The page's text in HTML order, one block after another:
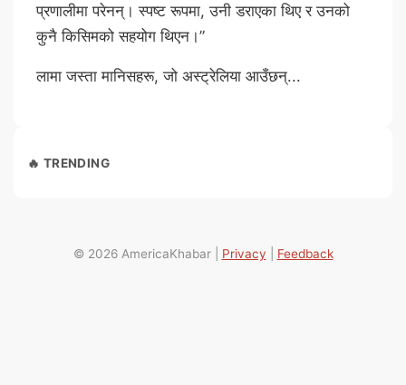
प्रणालीमा परेनन्। स्पष्ट रूपमा, उनी डराएका थिए र उनको
कुनै किसिमको सहयोग थिएन।”
लामा जस्ता मानिसहरू, जो अस्ट्रेलिया आउँछन्...
🔥 TRENDING
© 2026 AmericaKhabar | Privacy Feedback